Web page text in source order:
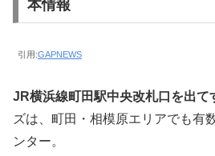
本情報
引用:GAPNEWS
JR横浜線町田駅中央改札口を出て
ズは、町田・相模原エリアでも有
ンター。